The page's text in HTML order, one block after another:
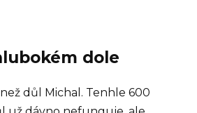
dole
důl Michal. Tenhle 600